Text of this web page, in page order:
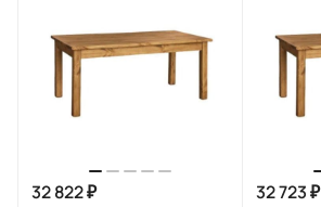
32 822 ₽
32 723 ₽